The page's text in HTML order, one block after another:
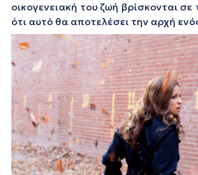
οικογενειακή του ζωή βρίσκονται σε
ότι αυτό θα αποτελέσει την αρχή